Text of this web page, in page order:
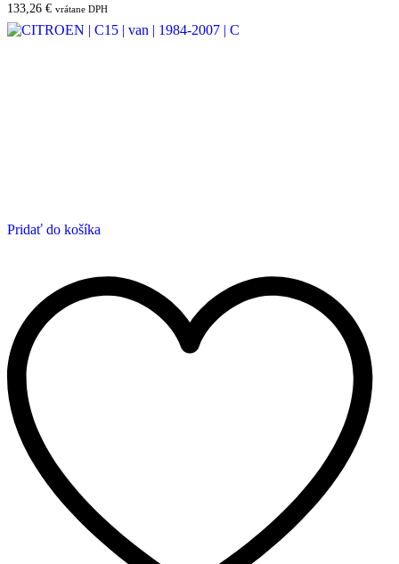
133,26 € vrátane DPH
Pridať do košíka